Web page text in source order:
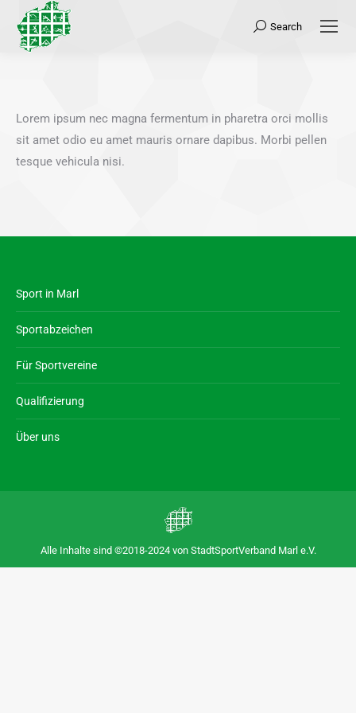
Search:
Search
Lorem ipsum nec magna fermentum in pharetra orci mollis
sit amet odio eu amet mauris ornare dapibus. Morbi pellen
tesque vehicula nisi.
Sport in Marl
Sportabzeichen
Für Sportvereine
Qualifizierung
Über uns
Alle Inhalte sind ©2018-2024 von StadtSportVerband Marl e.V.